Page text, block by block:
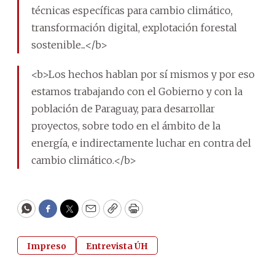
técnicas específicas para cambio climático,
transformación digital, explotación forestal
sostenible...</b>
<b>Los hechos hablan por sí mismos y por eso
estamos trabajando con el Gobierno y con la
población de Paraguay, para desarrollar
proyectos, sobre todo en el ámbito de la
energía, e indirectamente luchar en contra del
cambio climático.</b>
WhatsApp
Facebook
Twitter
EmailCopyPrint
Impreso Entrevista ÚH